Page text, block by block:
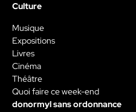
Culture
Musique
Expositions
Livres
Cinéma
Théâtre
Quoi faire ce week-end
donormyl sans ordonnance